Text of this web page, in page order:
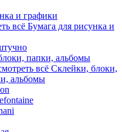
и графики
всё Бумага для рисунка и
папки, альбомы
всё Склейки, блоки,
альбомы